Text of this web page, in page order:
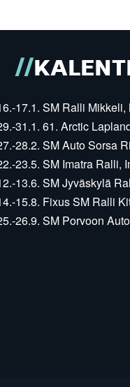
17.1. SM Ralli Mikkeli,
31.1. 61. Arctic
28.2. SM Auto Sorsa
23.5. SM Imatra Ralli,
13.6. SM Jyväskylä
15.8. Fixus SM Ralli
26.9. SM Porvoon